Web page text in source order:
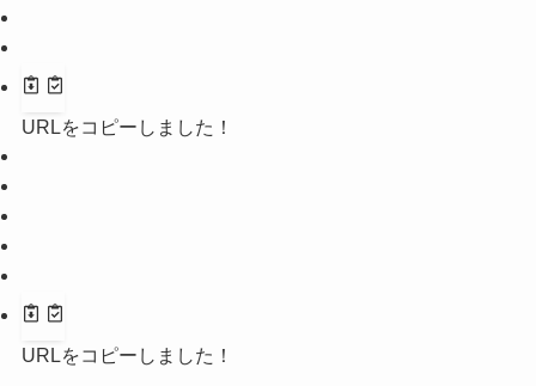
URLをコピーしました！
URLをコピーしました！